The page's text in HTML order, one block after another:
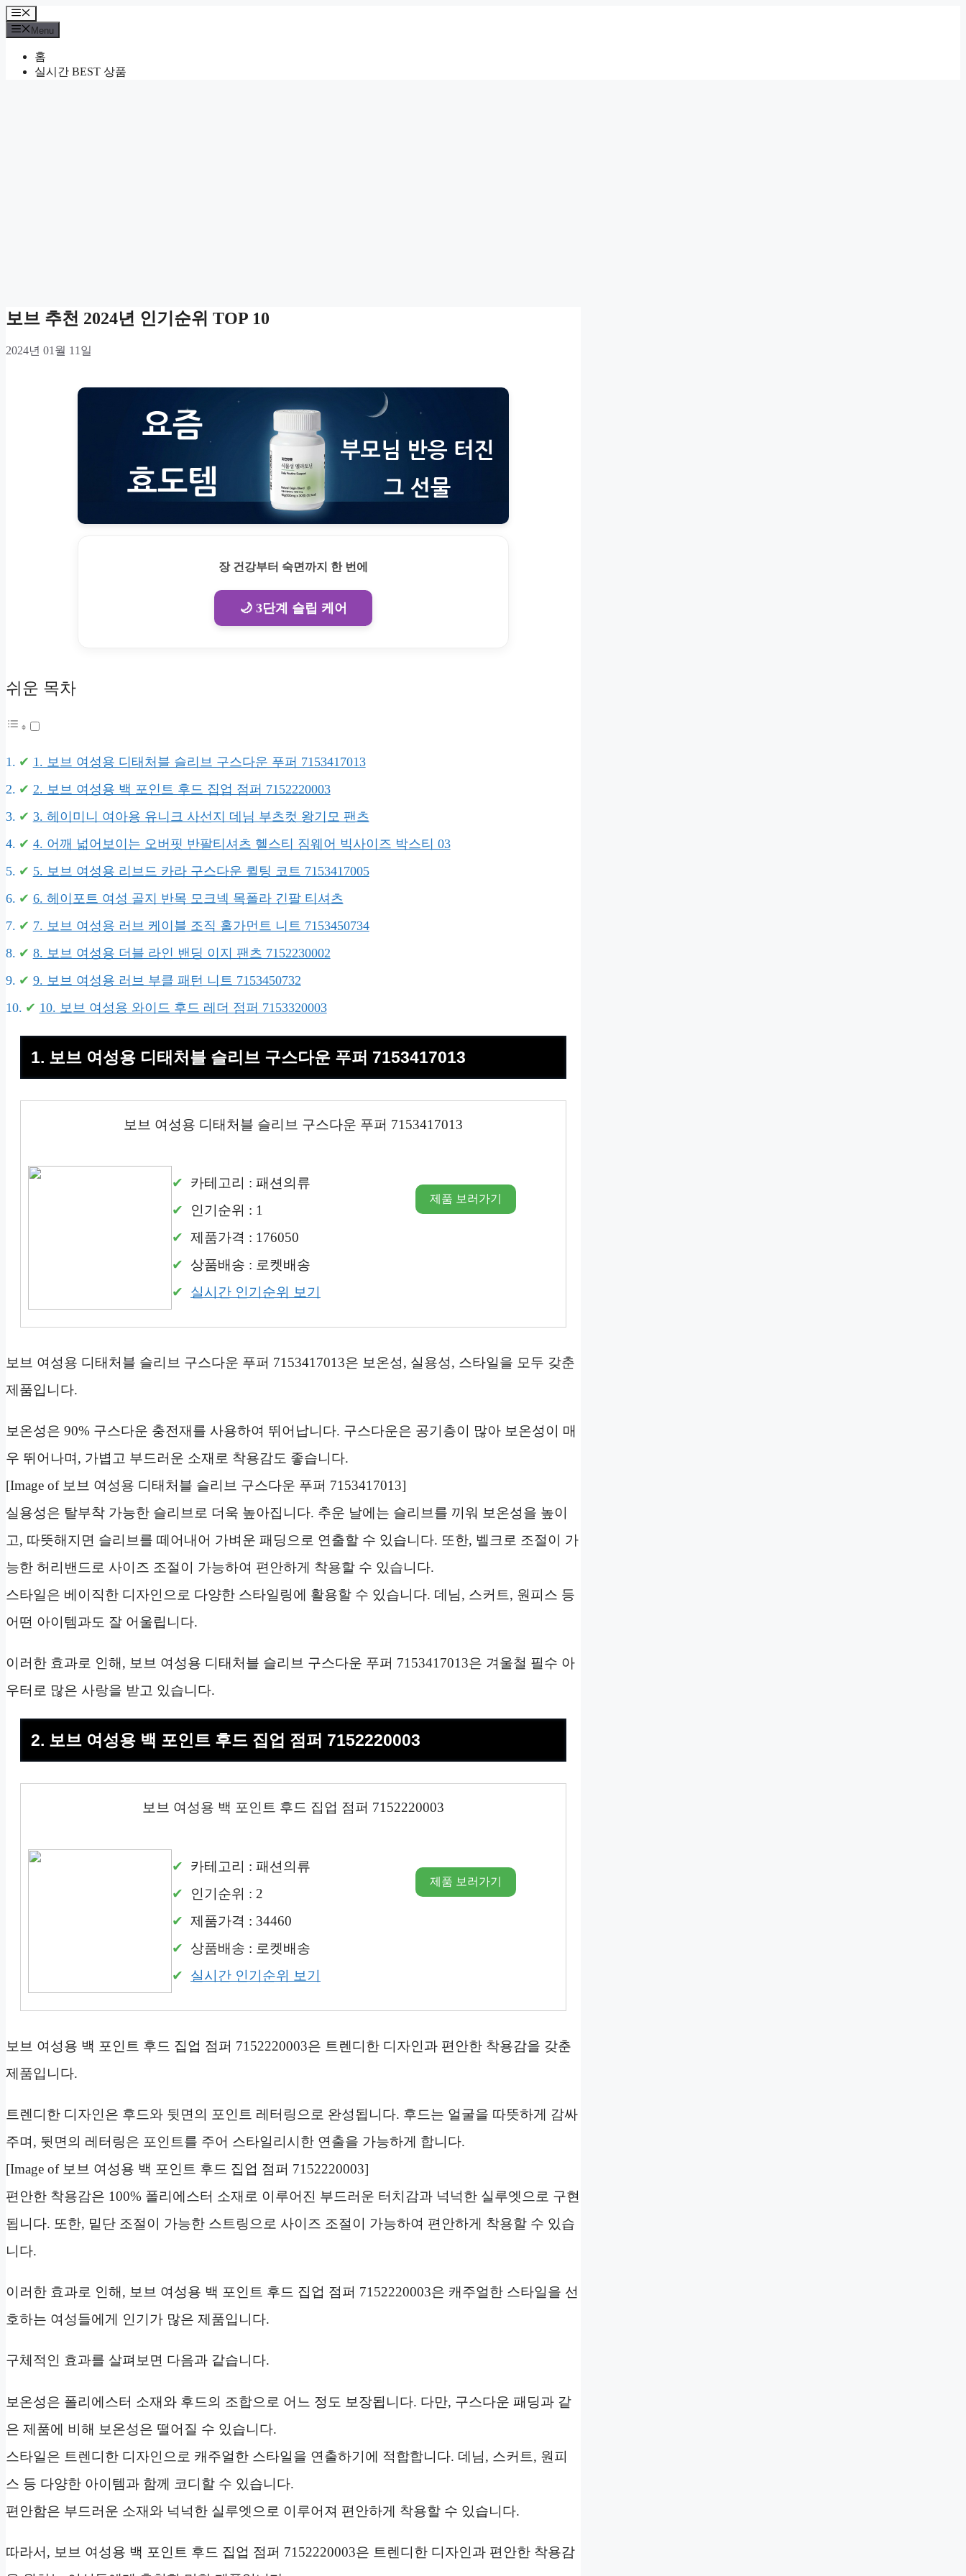
Skip
to
content
Menu
Menu
홈
실시간 BEST 상품
보브 추천 2024년 인기순위 TOP 10
2024년 01월 11일
장 건강부터 숙면까지 한 번에
🌙 3단계 슬립 케어
쉬운 목차
1. 보브 여성용 디태처블 슬리브 구스다운 푸퍼 7153417013
2. 보브 여성용 백 포인트 후드 집업 점퍼 7152220003
3. 헤이미니 여아용 유니크 사선지 데님 부츠컷 왕기모 팬츠
4. 어깨 넓어보이는 오버핏 반팔티셔츠 헬스티 짐웨어 빅사이즈 박스티 03
5. 보브 여성용 리브드 카라 구스다운 퀼팅 코트 7153417005
6. 헤이포트 여성 골지 반목 모크넥 목폴라 긴팔 티셔츠
7. 보브 여성용 러브 케이블 조직 홀가먼트 니트 7153450734
8. 보브 여성용 더블 라인 밴딩 이지 팬츠 7152230002
9. 보브 여성용 러브 부클 패턴 니트 7153450732
10. 보브 여성용 와이드 후드 레더 점퍼 7153320003
1. 보브 여성용 디태처블 슬리브 구스다운 푸퍼 7153417013
보브 여성용 디태처블 슬리브 구스다운 푸퍼 7153417013
카테고리 : 패션의류
인기순위 : 1
제품가격 : 176050
상품배송 : 로켓배송
실시간 인기순위 보기
제품 보러가기
보브 여성용 디태처블 슬리브 구스다운 푸퍼 7153417013은 보온성, 실용성, 스타일을 모두 갖춘
제품입니다.
보온성은 90% 구스다운 충전재를 사용하여 뛰어납니다. 구스다운은 공기층이 많아 보온성이 매
우 뛰어나며, 가볍고 부드러운 소재로 착용감도 좋습니다.
[Image of 보브 여성용 디태처블 슬리브 구스다운 푸퍼 7153417013]
실용성은 탈부착 가능한 슬리브로 더욱 높아집니다. 추운 날에는 슬리브를 끼워 보온성을 높이
고, 따뜻해지면 슬리브를 떼어내어 가벼운 패딩으로 연출할 수 있습니다. 또한, 벨크로 조절이 가
능한 허리밴드로 사이즈 조절이 가능하여 편안하게 착용할 수 있습니다.
스타일은 베이직한 디자인으로 다양한 스타일링에 활용할 수 있습니다. 데님, 스커트, 원피스 등
어떤 아이템과도 잘 어울립니다.
이러한 효과로 인해, 보브 여성용 디태처블 슬리브 구스다운 푸퍼 7153417013은 겨울철 필수 아
우터로 많은 사랑을 받고 있습니다.
2. 보브 여성용 백 포인트 후드 집업 점퍼 7152220003
보브 여성용 백 포인트 후드 집업 점퍼 7152220003
카테고리 : 패션의류
인기순위 : 2
제품가격 : 34460
상품배송 : 로켓배송
실시간 인기순위 보기
제품 보러가기
보브 여성용 백 포인트 후드 집업 점퍼 7152220003은 트렌디한 디자인과 편안한 착용감을 갖춘
제품입니다.
트렌디한 디자인은 후드와 뒷면의 포인트 레터링으로 완성됩니다. 후드는 얼굴을 따뜻하게 감싸
주며, 뒷면의 레터링은 포인트를 주어 스타일리시한 연출을 가능하게 합니다.
[Image of 보브 여성용 백 포인트 후드 집업 점퍼 7152220003]
편안한 착용감은 100% 폴리에스터 소재로 이루어진 부드러운 터치감과 넉넉한 실루엣으로 구현
됩니다. 또한, 밑단 조절이 가능한 스트링으로 사이즈 조절이 가능하여 편안하게 착용할 수 있습
니다.
이러한 효과로 인해, 보브 여성용 백 포인트 후드 집업 점퍼 7152220003은 캐주얼한 스타일을 선
호하는 여성들에게 인기가 많은 제품입니다.
구체적인 효과를 살펴보면 다음과 같습니다.
보온성은 폴리에스터 소재와 후드의 조합으로 어느 정도 보장됩니다. 다만, 구스다운 패딩과 같
은 제품에 비해 보온성은 떨어질 수 있습니다.
스타일은 트렌디한 디자인으로 캐주얼한 스타일을 연출하기에 적합합니다. 데님, 스커트, 원피
스 등 다양한 아이템과 함께 코디할 수 있습니다.
편안함은 부드러운 소재와 넉넉한 실루엣으로 이루어져 편안하게 착용할 수 있습니다.
따라서, 보브 여성용 백 포인트 후드 집업 점퍼 7152220003은 트렌디한 디자인과 편안한 착용감